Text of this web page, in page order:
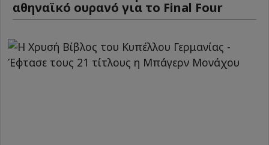
αθηναϊκό ουρανό για το Final Four